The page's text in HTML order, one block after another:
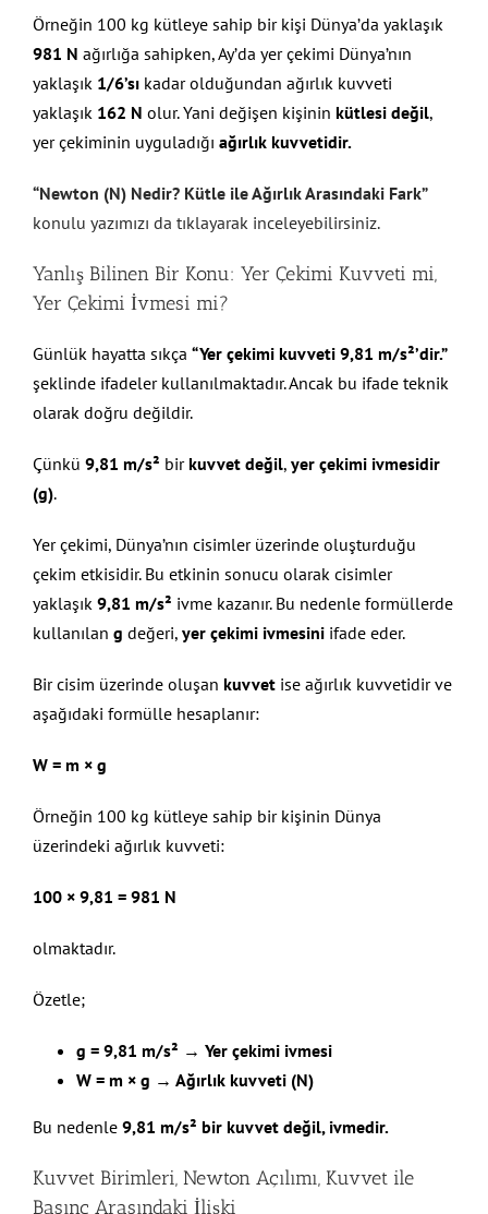
Örneğin 100 kg kütleye sahip bir kişi Dünya’da yaklaşık
981 N ağırlığa sahipken, Ay’da yer çekimi Dünya’nın
yaklaşık 1/6’sıkadar olduğundan ağırlık kuvveti
yaklaşık 162 N olur. Yani değişen kişinin kütlesi değil,
yer çekiminin uyguladığı ağırlık kuvvetidir.
“Newton (N) Nedir? Kütle ile Ağırlık Arasındaki Fark”
konulu yazımızı da tıklayarak inceleyebilirsiniz.
Yanlış Bilinen Bir Konu: Yer Çekimi Kuvveti mi,
Yer Çekimi İvmesi mi?
Günlük hayatta sıkça “Yer çekimi kuvveti 9,81 m/s²’dir.”
şeklinde ifadeler kullanılmaktadır. Ancak bu ifade teknik
olarak doğru değildir.
Çünkü 9,81 m/s² birkuvvet değil, yer çekimi ivmesidir
(g).
Yer çekimi, Dünya’nın cisimler üzerinde oluşturduğu
çekim etkisidir. Bu etkinin sonucu olarak cisimler
yaklaşık 9,81 m/s² ivme kazanır. Bu nedenle formüllerde
kullanılan g değeri, yer çekimi ivmesiniifade eder.
Bir cisim üzerinde oluşan kuvvetise ağırlık kuvvetidir ve
aşağıdaki formülle hesaplanır:
W = m × g
Örneğin 100 kg kütleye sahip bir kişinin Dünya
üzerindeki ağırlık kuvveti:
100 × 9,81 = 981 N
olmaktadır.
Özetle;
g = 9,81 m/s² → Yer çekimi ivmesi
W = m × g → Ağırlık kuvveti (N)
Bu nedenle 9,81 m/s² bir kuvvet değil, ivmedir.
Kuvvet Birimleri, Newton Açılımı, Kuvvet ile
Basınç Arasındaki İlişki